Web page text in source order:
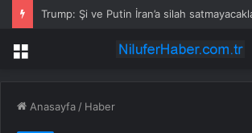
Trump: Şi ve Putin İran’a silah
Menü
Anasayfa / Haber